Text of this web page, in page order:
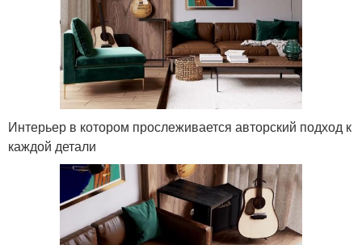
Интерьер в котором прослеживается авторский подход к
каждой детали